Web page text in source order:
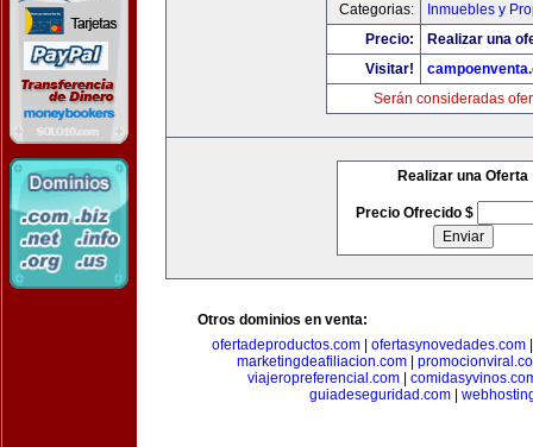
Categorias:
Inmuebles y
Precio:
Realizar una
Visitar!
Serán consideradas
Realizar una Oferta
Precio Ofrecido $
Otros dominios en venta:
ofertadeproductos.com| ofertasynovedades.com
marketingdeafiliacion.com|
viajeropreferencial.com
guiadeseguridad.com|